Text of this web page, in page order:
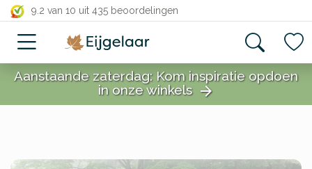
9.2 van 10 uit 435 beoordelingen
close
close
Aanstaande zaterdag: Kom inspiratie opdoen
in onze winkels arrow_forward